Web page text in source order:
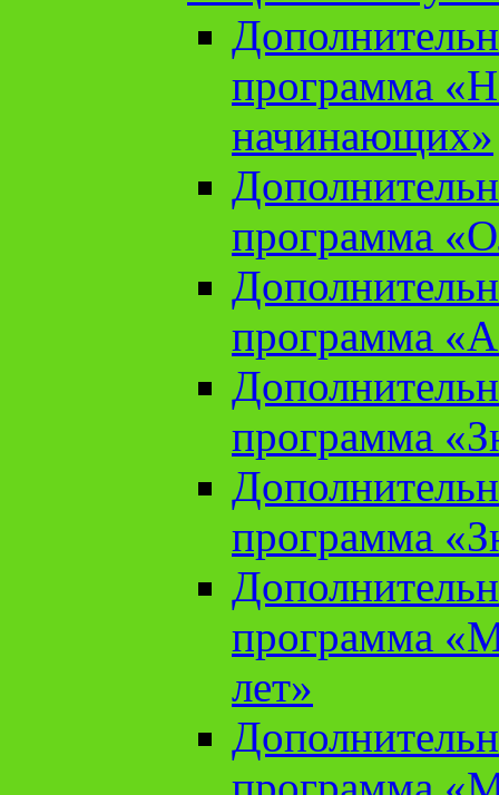
программа
начинающих»
программа
программа
программа
программа
программа
лет»